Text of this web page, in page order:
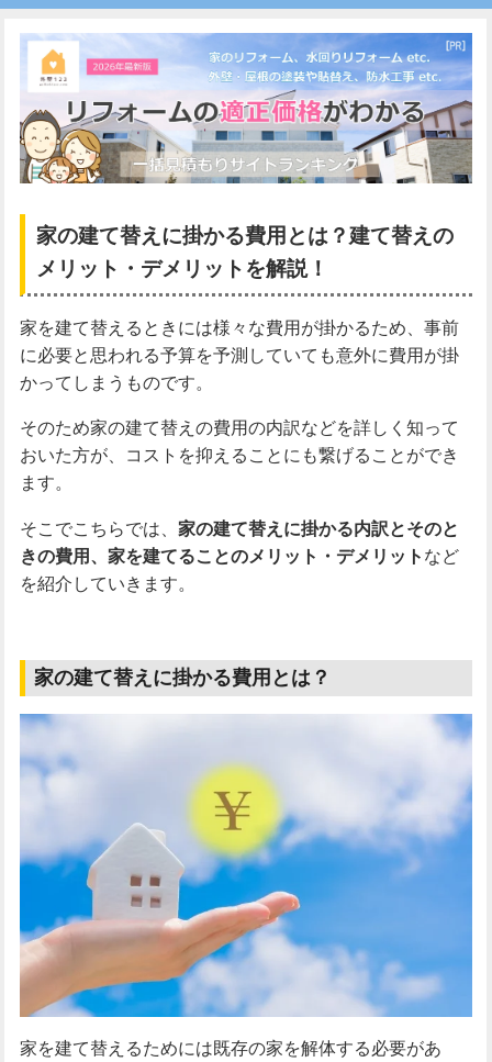
家の建て替えに掛かる費用とは？建て替えの
メリット・デメリットを解説！
家を建て替えるときには様々な費用が掛かるため、事前
に必要と思われる予算を予測していても意外に費用が掛
かってしまうものです。
そのため家の建て替えの費用の内訳などを詳しく知って
おいた方が、コストを抑えることにも繋げることができ
ます。
そこでこちらでは、 家の建て替えに掛かる内訳とそのと
きの費用、家を建てることのメリット・デメリット など
を紹介していきます。
家の建て替えに掛かる費用とは？
家を建て替えるためには既存の家を解体する必要があ